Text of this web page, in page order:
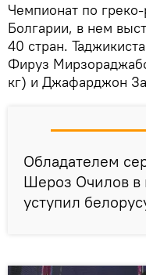
Чемпионат по
Болгарии, в нем
40 стран.
Фируз
кг) и Джафарджон
Обладателем
Шероз Очилов в
уступил